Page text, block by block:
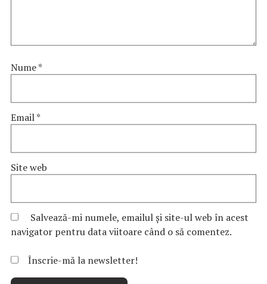
Nume*
Email*
Site web
Salvează-mi numele, emailul și site-ul web în acest
navigator pentru data viitoare când o să comentez.
Înscrie-mă la newsletter!